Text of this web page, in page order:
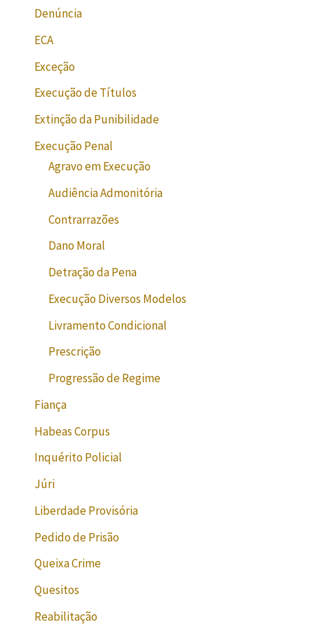
Denúncia
ECA
Exceção
Execução de Títulos
Extinção da Punibilidade
Execução Penal
Agravo em Execução
Audiência Admonitória
Contrarrazões
Dano Moral
Detração da Pena
Execução Diversos Modelos
Livramento Condicional
Prescrição
Progressão de Regime
Fiança
Habeas Corpus
Inquérito Policial
Júri
Liberdade Provisória
Pedido de Prisão
Queixa Crime
Quesitos
Reabilitação